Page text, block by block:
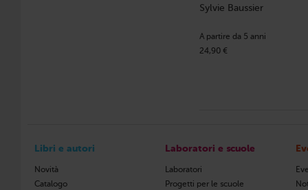
Sylvie Baussier
A partire da 5 anni
24,90 €
Libri e autori
Novità
Catalogo
Laboratori e scuole
Laboratori
Progetti per le scuole